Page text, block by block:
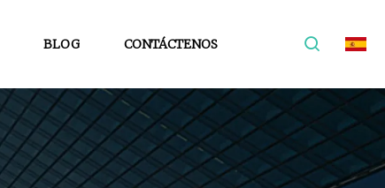
BLOG CONTÁCTENOS